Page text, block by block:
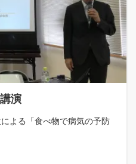
演
よる「食べ物で病気の予防